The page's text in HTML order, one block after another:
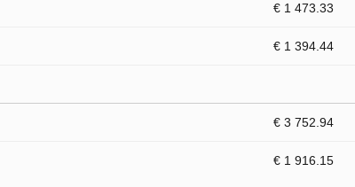
€ 1 473.33
€ 1 394.44
€ 3 752.94
€ 1 916.15